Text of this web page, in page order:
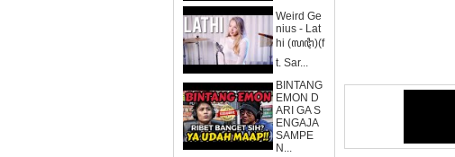
Weird Ge
nius - Lat
hi (ꦭꦛꦶ)(f
t. Sar...
BINTANG
EMON D
ARI GA S
ENGAJA
SAMPE
N...